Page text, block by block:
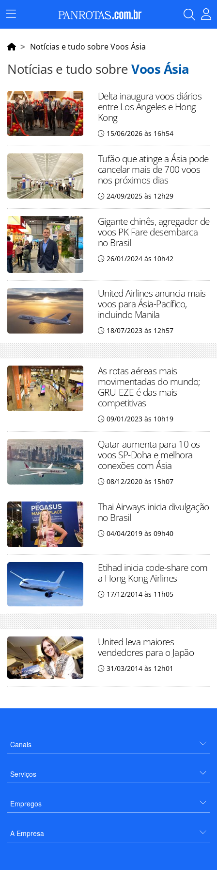
Menu
Principal
Notícias e tudo sobre Voos Ásia
Notícias e tudo sobreVoos Ásia
Delta inaugura voos diários
entre Los Angeles e Hong
Kong
15/06/2026 às 16h54
Tufão que atinge a Ásia pode
cancelar mais de 700 voos
nos próximos dias
24/09/2025 às 12h29
Gigante chinês, agregador de
voos PK Fare desembarca
no Brasil
26/01/2024 às 10h42
United Airlines anuncia mais
voos para Ásia-Pacífico,
incluindo Manila
18/07/2023 às 12h57
As rotas aéreas mais
movimentadas do mundo;
GRU-EZE é das mais
competitivas
09/01/2023 às 10h19
Qatar aumenta para 10 os
voos SP-Doha e melhora
conexões com Ásia
08/12/2020 às 15h07
Thai Airways inicia divulgação
no Brasil
04/04/2019 às 09h40
Etihad inicia code-share com
a Hong Kong Airlines
17/12/2014 às 11h05
United leva maiores
vendedores para o Japão
31/03/2014 às 12h01
Canais
Serviços
Empregos
A Empresa